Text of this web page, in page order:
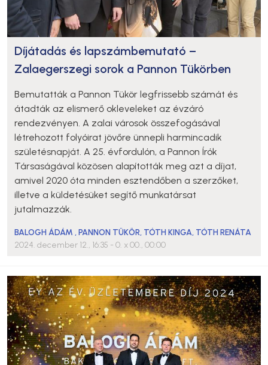
Díjátadás és lapszámbemutató –
Zalaegerszegi sorok a Pannon Tükörben
Bemutatták a Pannon Tükör legfrissebb számát és
átadták az elismerő okleveleket az évzáró
rendezvényen. A zalai városok összefogásával
létrehozott folyóirat jövőre ünnepli harmincadik
születésnapját. A 25. évfordulón, a Pannon Írók
Társaságával közösen alapították meg azt a díjat,
amivel 2020 óta minden esztendőben a szerzőket,
illetve a küldetésüket segítő munkatársat
jutalmazzák.
BALOGH ÁDÁM ,PANNON TÜKÖR, TÓTH KINGA, TÓTH RENÁTA
2024. december 12., 16:35 - 0. x 00., 00:00